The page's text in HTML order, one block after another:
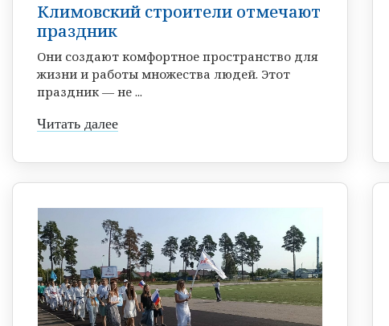
Климовский строители отмечают
праздник
Они создают комфортное пространство для
жизни и работы множества людей. Этот
праздник — не ...
Читать далее